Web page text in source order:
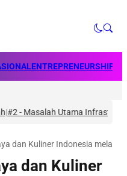
ENTREPRENEURSHIP
Utama Infrastruktur
dan Kuliner Indonesia melalui
dan Kuliner